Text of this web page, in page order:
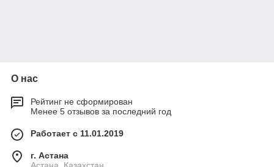
О нас
Рейтинг не сформирован
Менее 5 отзывов за последний год
Работает с 11.01.2019
г. Астана